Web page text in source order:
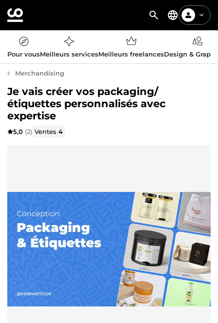
Pour vousMeilleurs servicesMeilleurs freelancesDesign &
Merchandising
Je vais créer vos packaging/
étiquettes personnalisés avec
expertise
5,0 (2) Ventes4